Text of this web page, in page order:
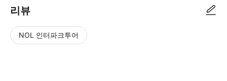
리뷰
NOL 인터파크투어